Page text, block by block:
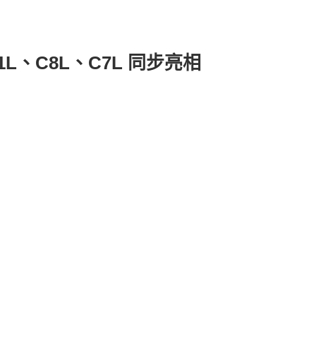
、C8L、C7L 同步亮相